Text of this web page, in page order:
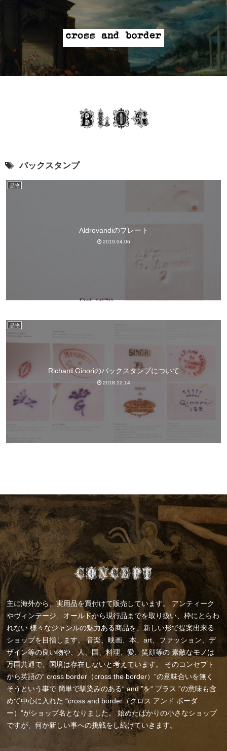
バックスタンプ
品物
Aldrovandiのプレート
2019.04.06
品物
Richard Ginoriのバックスタンプについて
2018.12.14
主に海外から、実用品を買付けて販売しています。
アンティーク
やヴィンテージ、オールドから現行品までを取り扱い、枠にとらわ
れない 様々なジャンルの魅力ある商品を、新しい形で提案出来る
ショップを目指します。音楽、映画、本、art、ファッション、デ
ザイン等の良い物や、人、国、料理、愛、笑顔等の 素敵なモノは
万国共通で、国境は存在しないと考えています。
そのコンセプト
から英語の“ cross border（cross the border）”の意味合いを無く
そうという事で簡単で馴染みのある“ and ”を“ プラス ”の意味も含
めて中心に入れた “cross and border（クロス アンド ボーダ
ー）”がショップ名となりました。始めたばかりの小さなショップ
ですが、何か新しい事への挑戦をし続けていきます。